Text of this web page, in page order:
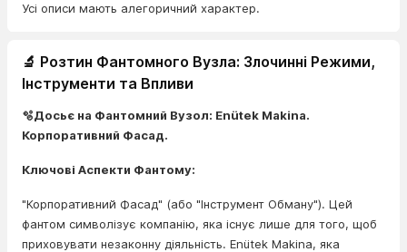
Усі описи мають алегоричний характер.
🔬 Розтин Фантомного Вузла: Злочинні Режими,
Інструменти та Впливи
🫧Досьє на Фантомний Вузол: Enütek Makina.
Корпоративний Фасад.
Ключові Аспекти Фантому:
"Корпоративний Фасад" (або "Інструмент Обману"). Цей
фантом символізує компанію, яка існує лише для того, щоб
приховувати незаконну діяльність. Enütek Makina, яка